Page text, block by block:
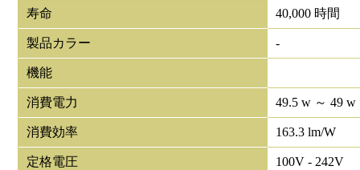
寿命 40,000 時間
製品カラー -
機能
消費電力 49.5 w ～ 49 w
消費効率 163.3 lm/W
定格電圧 100V - 242V